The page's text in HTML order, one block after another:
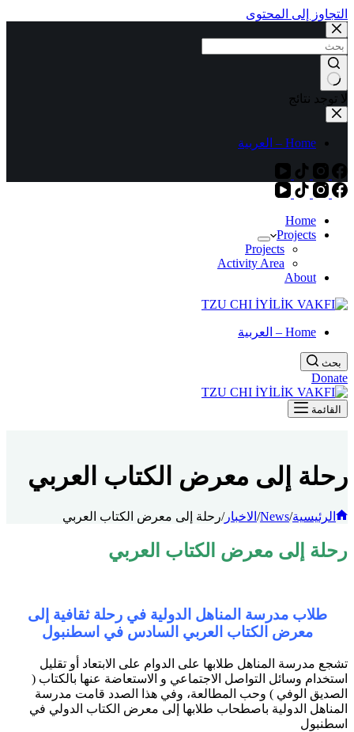
التجاوز إلى المحتوى
لا توجد نتائج
Home – العربية
Home
Projects
Projects
Activity Area
About
Home – العربية
بحث
Donate
القائمة
رحلة إلى معرض الكتاب العربي
الرئيسية/
News
/ الاخبار/رحلة إلى معرض الكتاب العربي
رحلة إلى معرض الكتاب العربي
طلاب مدرسة المناهل الدولية في رحلة ثقافية إلى
معرض الكتاب العربي السادس في اسطنبول
تشجع مدرسة المناهل طلابها على الدوام على الابتعاد أو تقليل
استخدام وسائل التواصل الاجتماعي و الاستعاضة عنها بالكتاب (
الصديق الوفي ) وحب المطالعة، وفي هذا الصدد قامت مدرسة
المناهل الدولية باصطحاب طلابها إلى معرض الكتاب الدولي في
اسطنبول